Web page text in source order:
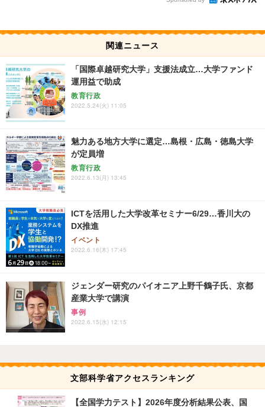
関連ニュース
「国際卓越研究大学」支援法成立…大学ファンド
運用益で助成
教育行政
2022.5.24(火) 11:05
魅力ある地方大学に選定…島根・広島・徳島大学
が定員増
教育行政
2022.6.13(月) 13:45
ICTを活用した大学改革セミナー6/29…香川大の
DX推進
イベント
2022.6.16(木) 17:45
ジェンダー研究のパイオニア上野千鶴子氏、京都
産業大学で講演
事例
2022.6.15(水) 12:15
文部科学省アクセスランキング
【全国学力テスト】2026年度分析結果公表、国